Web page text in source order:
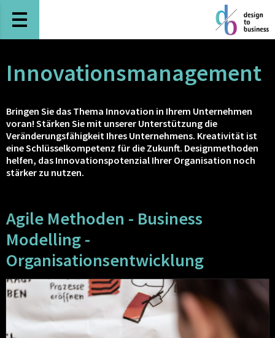
Innovationsmanagement
Bringen Sie das Thema Innovation in Ihrem Unternehmen
voran! Stärken Sie mit unserer Unterstützung die
Veränderungsfähigkeit Ihres Unternehmens. Kreativität ist
eine Schlüsselkompetenz für die Zukunft. Designmethoden
helfen, das Innovationspotenzial Ihrer Organisation noch
stärker zu nutzen.
Agile Methoden - Business
Modelling -
Organisationsentwicklung
Future
Sprint
Wie
wir